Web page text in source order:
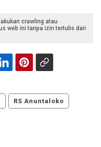
crawling atau
web ini tanpa izin tertulis dari
RS Anuntaloko